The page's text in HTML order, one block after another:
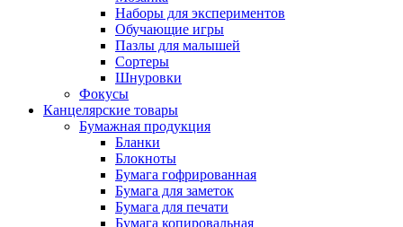
Наборы для экспериментов
Обучающие игры
Пазлы для малышей
Сортеры
Шнуровки
Фокусы
Канцелярские товары
Бумажная продукция
Бланки
Блокноты
Бумага гофрированная
Бумага для заметок
Бумага для печати
Бумага копировальная